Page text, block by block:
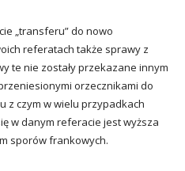
„transferu” do nowo
referatach także sprawy z
te nie zostały przekazane innym
orzecznikami do
z czym w wielu przypadkach
w danym referacie jest wyższa
sporów frankowych.